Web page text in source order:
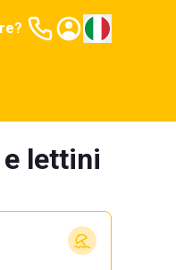
lettini